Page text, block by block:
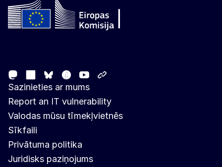
MastodonLinkedIn
Bluesky
Facebook
Youtube
Sazinieties ar mums
Report an IT vulnerability
Valodas mūsu tīmekļvietnēs
Sīkfaili
Privātuma politika
Juridisks paziņojums